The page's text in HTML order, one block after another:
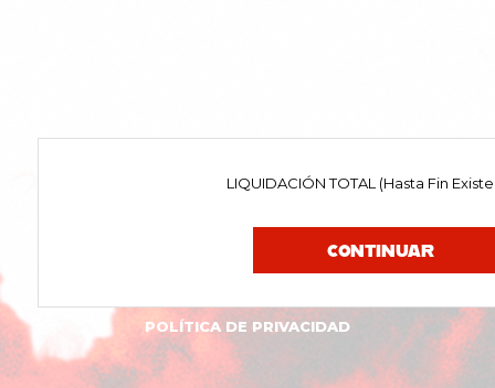
LIQUIDACIÓN TOTAL (Hasta Fin
CONTINUAR
POLÍTICA DE PRIVACIDAD